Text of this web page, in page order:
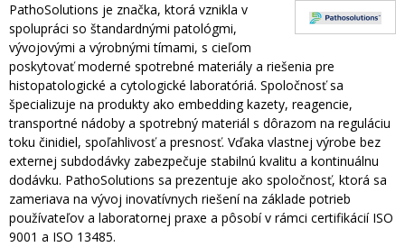
PathoSolutions je značka, ktorá vznikla v
spolupráci so štandardnými patológmi,
vývojovými a výrobnými tímami, s cieľom
poskytovať moderné spotrebné materiály a riešenia pre
histopatologické a cytologické laboratóriá. Spoločnosť sa
špecializuje na produkty ako embedding kazety, reagencie,
transportné nádoby a spotrebný materiál s dôrazom na reguláciu
toku činidiel, spoľahlivosť a presnosť. Vďaka vlastnej výrobe bez
externej subdodávky zabezpečuje stabilnú kvalitu a kontinuálnu
dodávku. PathoSolutions sa prezentuje ako spoločnosť, ktorá sa
zameriava na vývoj inovatívnych riešení na základe potrieb
používateľov a laboratornej praxe a pôsobí v rámci certifikácií ISO
9001 a ISO 13485.